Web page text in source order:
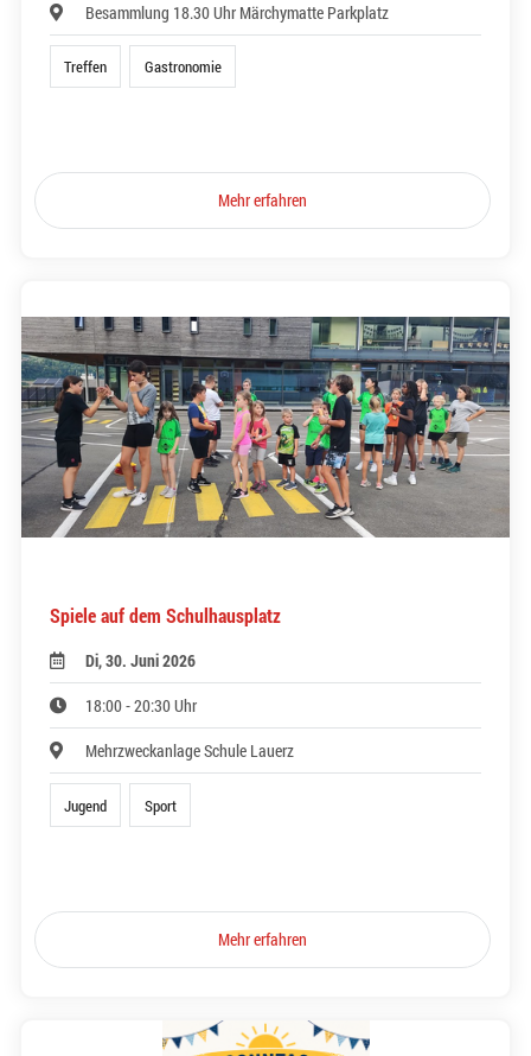
Besammlung 18.30 Uhr Märchymatte Parkplatz
Treffen Gastronomie
Mehr erfahren
Spiele auf dem Schulhausplatz
Di, 30. Juni 2026
18:00 - 20:30 Uhr
Mehrzweckanlage Schule Lauerz
Jugend Sport
Mehr erfahren